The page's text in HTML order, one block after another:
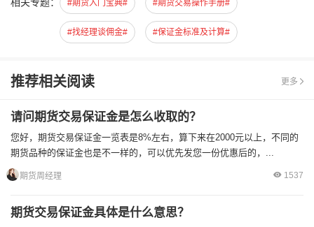
#期货入门宝典# #期货交易操作手册#
#找经理谈佣金# #保证金标准及计算#
推荐相关阅读 更多
请问期货交易保证金是怎么收取的？
您好，期货交易保证金一览表是8%左右，算下来在2000元以上，不同的
期货品种的保证金也是不一样的，可以优先发您一份优惠后的，...
期货周经理 1537
期货交易保证金具体是什么意思？